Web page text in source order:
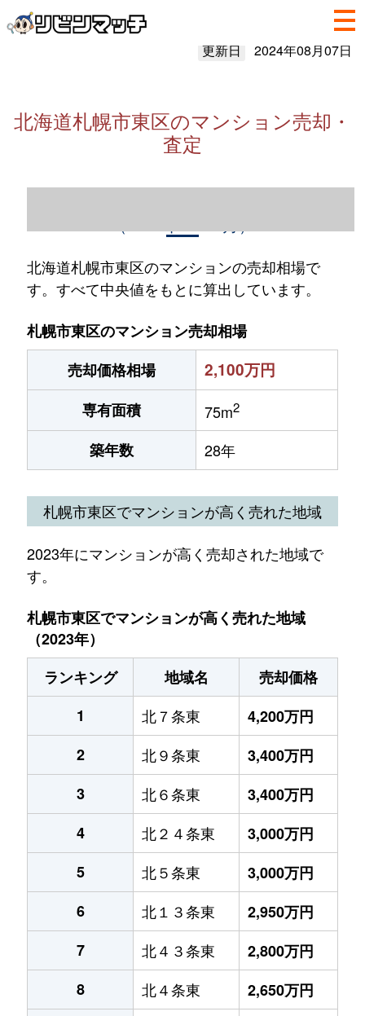
更新日 2024年08月07日
北海道札幌市東区のマンション売却・
査定
北海道札幌市東区のマンションの売却相場で
す。すべて中央値をもとに算出しています。
札幌市東区のマンション売却相場
売却価格相場
2,100万円
専有面積 75m2
築年数 28年
札幌市東区でマンションが高く売れた地域
2023年にマンションが高く売却された地域で
す。
札幌市東区でマンションが高く売れた地域
（2023年）
ランキング
地域名
売却価格
1
北７条東
4,200万円
2
北９条東
3,400万円
3
北６条東
3,400万円
4
北２４条東
3,000万円
5
北５条東
3,000万円
6
北１３条東
2,950万円
7
北４３条東
2,800万円
8
北４条東
2,650万円